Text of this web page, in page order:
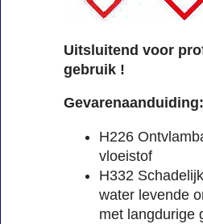
Uitsluitend voor
gebruik !
Gevarenaanduiding:
H226
vloeistof
H332
water levende
met langdurige